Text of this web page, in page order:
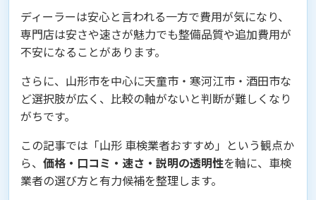
ディーラーは安心と言われる一方で費用が気になり、
専門店は安さや速さが魅力でも整備品質や追加費用が
不安になることがあります。
さらに、山形市を中心に天童市・寒河江市・酒田市な
ど選択肢が広く、比較の軸がないと判断が難しくなり
がちです。
この記事では「山形 車検業者おすすめ」という観点か
ら、 価格・口コミ・速さ・説明の透明性を軸に、車検
業者の選び方と有力候補を整理します。